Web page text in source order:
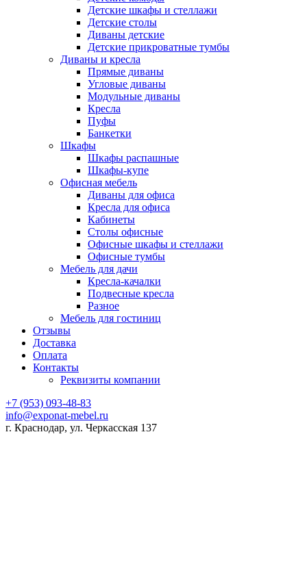
Детские шкафы и стеллажи
Детские столы
Диваны детские
Детские прикроватные тумбы
Диваны и кресла
Прямые диваны
Угловые диваны
Модульные диваны
Кресла
Пуфы
Банкетки
Шкафы
Шкафы распашные
Шкафы-купе
Офисная мебель
Диваны для офиса
Кресла для офиса
Кабинеты
Столы офисные
Офисные шкафы и стеллажи
Офисные тумбы
Мебель для дачи
Кресла-качалки
Подвесные кресла
Разное
Мебель для гостиниц
Отзывы
Доставка
Оплата
Контакты
Реквизиты компании
+7 (953) 093-48-83
info@exponat-mebel.ru
г. Краснодар, ул. Черкасская 137